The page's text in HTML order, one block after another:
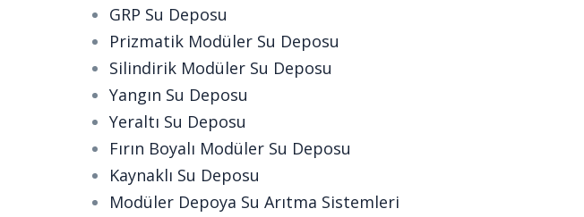
GRP Su Deposu
Prizmatik Modüler Su Deposu
Silindirik Modüler Su Deposu
Yangın Su Deposu
Yeraltı Su Deposu
Fırın Boyalı Modüler Su Deposu
Kaynaklı Su Deposu
Modüler Depoya Su Arıtma Sistemleri